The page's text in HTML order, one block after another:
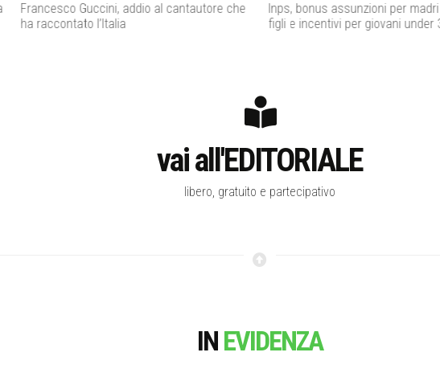
Inps, bonus assunzioni per madri con tre
figli e incentivi per giovani under 35
Istat, il Mezzogiorno perde
mentre l’Italia cresce grazie agli
vai all'EDITORIALE
libero, gratuito e partecipativo
IN EVIDENZA